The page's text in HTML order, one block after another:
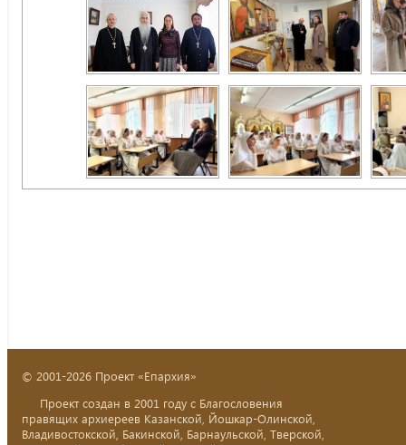
© 2001-2026 Проект «Епархия»
Проект создан в 2001 году с Благословения
правящих архиереев Казанской, Йошкар-Олинской,
Владивостокской, Бакинской, Барнаульской, Тверской,